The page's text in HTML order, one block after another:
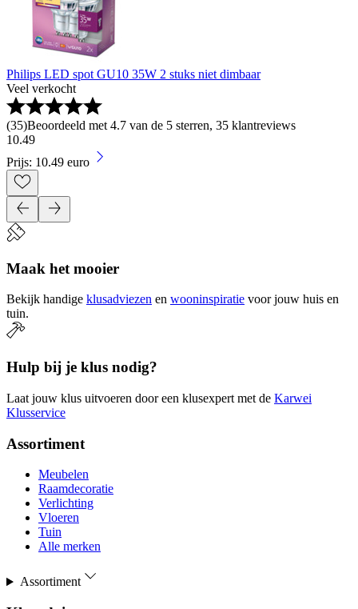
Philips LED spot GU10 35W 2 stuks niet dimbaar
Veel verkocht
(35)Beoordeeld met 4.7 van de 5 sterren, 35 klantreviews
10.49
Prijs: 10.49 euro
Maak het mooier
Bekijk handige klusadviezen en wooninspiratie voor jouw huis en
tuin.
Hulp bij je klus nodig?
Laat jouw klus uitvoeren door een klusexpert met de Karwei
Klusservice
Assortiment
Meubelen
Raamdecoratie
Verlichting
Vloeren
Tuin
Alle merken
Assortiment